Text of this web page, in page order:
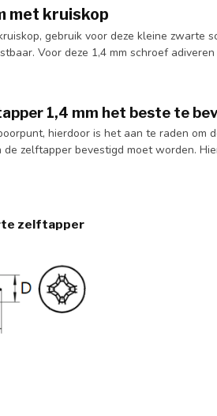
met kruiskop
gebruik voor deze kleine
Voor deze 1,4 mm schroef
1,4 mm het beste te
hierdoor is het aan te raden om
zelftapper bevestigd moet worden.
zelftapper